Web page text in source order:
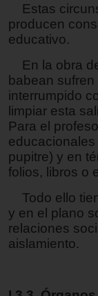
Estas
producen
educativo.
En la obra
babean
interrumpido
limpiar esta
Para el
pupitre) y en
folios, libros o
Todo ello
y en el plano
relaciones
aislamiento.